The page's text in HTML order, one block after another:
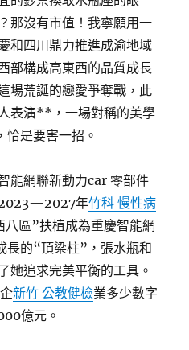
那沒有市值！我寧願用一
和四川鼎力推進成渝地域
部構成高東西的品質成長
場荒誕的戀愛爭奪戰，此
表演**，一場對稱的美學
是要害一招。
能網聯新動力car 零部件
2023—2027年竹科 慢性病
區”扶植成為重慶智能網
長的“頂梁柱”，張水瓶和
她追求完美平衡的工具。
新竹 公教健檢業多少數字
億元。